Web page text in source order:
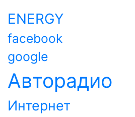
ENERGY
facebook
google
Авторадио
Интернет